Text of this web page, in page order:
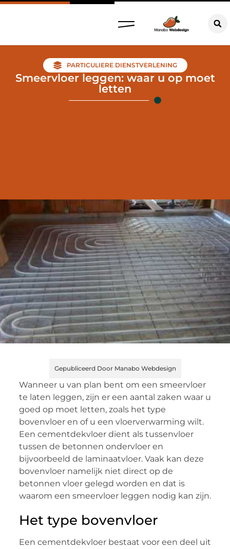
PARTICULIERE DIENSTVERLENING
Smeervloer leggen: waar u op moet
letten
Gepubliceerd Door Manabo Webdesign
Wanneer u van plan bent om een smeervloer
te laten leggen, zijn er een aantal zaken waar u
goed op moet letten, zoals het type
bovenvloer en of u een vloerverwarming wilt.
Een cementdekvloer dient als tussenvloer
tussen de betonnen ondervloer en
bijvoorbeeld de laminaatvloer. Vaak kan deze
bovenvloer namelijk niet direct op de
betonnen vloer gelegd worden en dat is
waarom een smeervloer leggen nodig kan zijn.
Het type bovenvloer
Een cementdekvloer bestaat voor een deel uit